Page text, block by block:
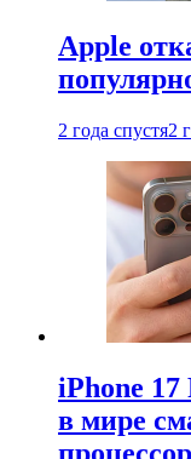
Apple
2 года спустя2
iPhone
в мире